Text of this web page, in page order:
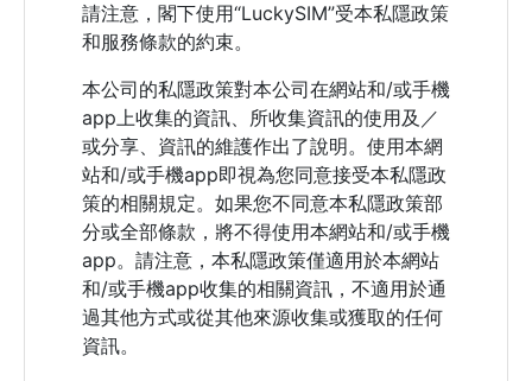
請注意，閣下使用“LuckySIM”受本私隱政策
和服務條款的約束。
本公司的私隱政策對本公司在網站和/或手機
app上收集的資訊、所收集資訊的使用及／
或分享、資訊的維護作出了說明。使用本網
站和/或手機app即視為您同意接受本私隱政
策的相關規定。如果您不同意本私隱政策部
分或全部條款，將不得使用本網站和/或手機
app。請注意，本私隱政策僅適用於本網站
和/或手機app收集的相關資訊，不適用於通
過其他方式或從其他來源收集或獲取的任何
資訊。